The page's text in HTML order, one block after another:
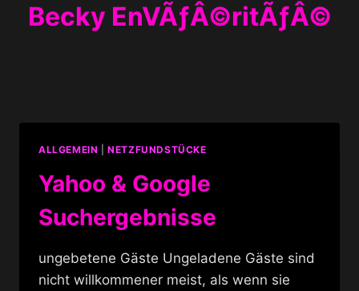
Becky EnVÃƒÂ©ritÃƒÂ©
ALLGEMEIN |NETZFUNDSTÜCKE
Yahoo & Google
Suchergebnisse
ungebetene Gäste Ungeladene Gäste sind
nicht willkommener meist, als wenn sie